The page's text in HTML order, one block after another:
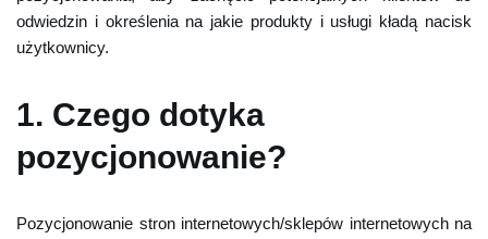
odwiedzin i określenia na jakie produkty i usługi kładą nacisk
użytkownicy.
1. Czego dotyka
pozycjonowanie?
Pozycjonowanie stron internetowych/sklepów internetowych na